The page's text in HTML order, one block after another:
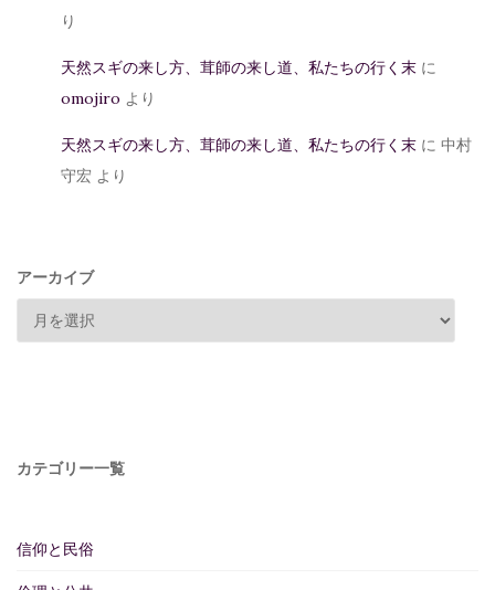
り
天然スギの来し方、茸師の来し道、私たちの行く末 に
omojiro より
天然スギの来し方、茸師の来し道、私たちの行く末 に 中村
守宏 より
アーカイブ
カテゴリー一覧
信仰と民俗